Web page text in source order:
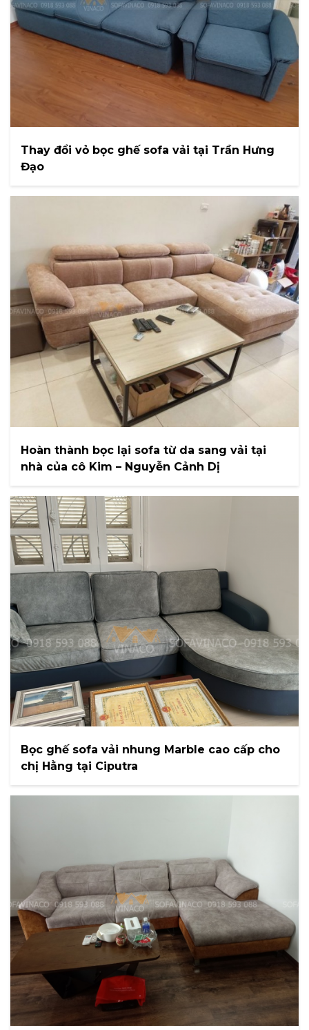
Thay đổi vỏ bọc ghế sofa vải tại Trần Hưng
Đạo
Hoàn thành bọc lại sofa từ da sang vải tại
nhà của cô Kim – Nguyễn Cảnh Dị
Bọc ghế sofa vải nhung Marble cao cấp cho
chị Hằng tại Ciputra